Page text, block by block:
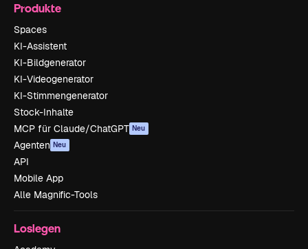
Produkte
Spaces
KI-Assistent
KI-Bildgenerator
KI-Videogenerator
KI-Stimmengenerator
Stock-Inhalte
MCP für Claude/ChatGPT Neu
Agenten Neu
API
Mobile App
Alle Magnific-Tools
Loslegen